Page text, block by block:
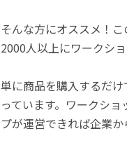
そんな方にオススメ！
2000人以上にワークシ
単に商品を購入するだ
っています。ワークシ
プが運営できれば企業